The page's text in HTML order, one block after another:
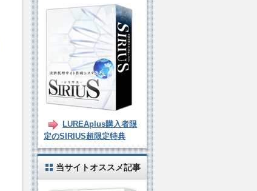
LUREAplus購入者限
定のSIRIUS超限定特典
当サイトオススメ記事